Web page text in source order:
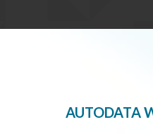
AUTODATA